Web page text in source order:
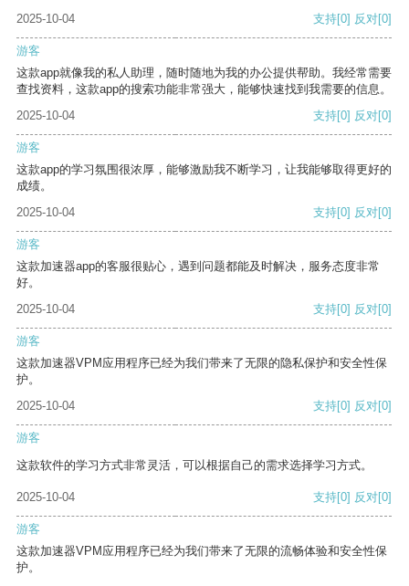
2025-10-04 支持[0] 反对[0]
游客
这款app就像我的私人助理，随时随地为我的办公提供帮助。我经常需要
查找资料，这款app的搜索功能非常强大，能够快速找到我需要的信息。
2025-10-04
支持[0] 反对[0]
游客
这款app的学习氛围很浓厚，能够激励我不断学习，让我能够取得更好的
成绩。
2025-10-04
支持[0] 反对[0]
游客
这款加速器app的客服很贴心，遇到问题都能及时解决，服务态度非常
好。
2025-10-04
支持[0] 反对[0]
游客
这款加速器VPM应用程序已经为我们带来了无限的隐私保护和安全性保
护。
2025-10-04
支持[0] 反对[0]
游客
这款软件的学习方式非常灵活，可以根据自己的需求选择学习方式。
2025-10-04 支持[0] 反对[0]
游客
这款加速器VPM应用程序已经为我们带来了无限的流畅体验和安全性保
护。